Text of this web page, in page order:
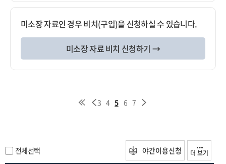
미소장 자료인 경우 비치(구입)을 신청하실 수 있습니다.
미소장 자료 비치 신청하기 →
3 4 5 6 7
전체선택 야간이용신청 더 보기